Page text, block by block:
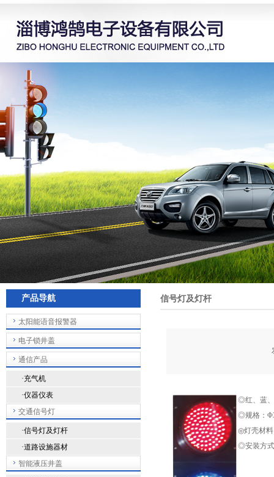
产品导航
太阳能语音报警器
电子锁井盖
通信产品
·充气机
·仪器仪表
交通信号灯
·信号灯及灯杆
·道路设施器材
智能液压井盖
信号灯及灯杆
◎红、蓝
◎规格：
◎灯壳材料
◎安装方